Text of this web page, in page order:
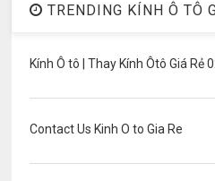
TRENDING KÍNH Ô TÔ
Kính Ô tô | Thay Kính Ôtô Giá Rẻ
Contact Us Kinh O to Gia Re